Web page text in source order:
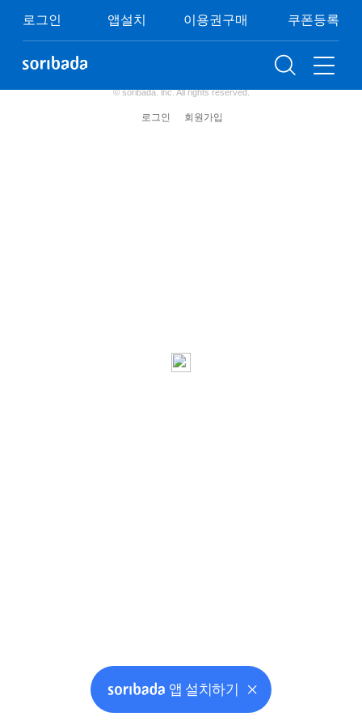
로그인 앱설치 이용권구매 쿠폰등록
쿠폰등록 이용권구매 이벤트
이용약관 개인정보처리방침 청소년보호정책
© soribada. lnc. All rights reserved.
로그인 회원가입
앱 설치하기